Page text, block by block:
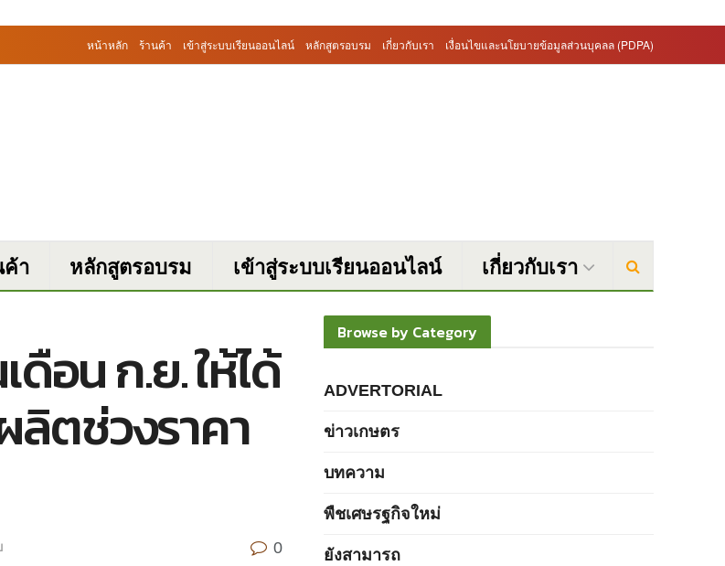
หน้าหลัก ร้านค้า เข้าสู่ระบบเรียนออนไลน์ หลักสูตรอบรม เกี่ยวกับเรา เงื่อนไขและนโยบายข้อมูลส่วนบุคลล (PDPA)
า หลักสูตรอบรม เข้าสู่ระบบเรียนออนไลน์ เกี่ยวกับเรา
ดือน ก.ย. ให้ได้
ตช่วงราคา
0
Browse by Category
ADVERTORIAL
ข่าวเกษตร
บทความ
พืชเศษรฐกิจใหม่
ยังสามารถ